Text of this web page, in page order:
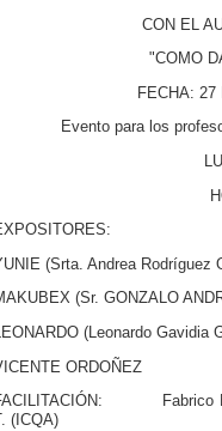
CON EL
"COMO
FECHA: 27
Evento para los
(Srta. Andrea Rodríguez
(Sr. GONZALO
(Leonardo Gavidia
ORDOÑEZ
Fabrico
(ICQA)